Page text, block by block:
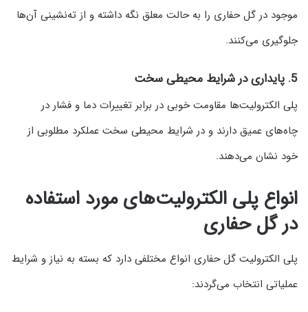
موجود در گل حفاری را به حالت معلق نگه داشته و از ته‌نشینی آن‌ها
جلوگیری می‌کنند.
5. پایداری در شرایط محیطی سخت
پلی الکترولیت‌ها مقاومت خوبی در برابر تغییرات دما و فشار در
چاه‌های عمیق دارند و در شرایط محیطی سخت عملکرد مطلوبی از
خود نشان می‌دهند.
انواع پلی الکترولیت‌های مورد استفاده
در گل حفاری
پلی الکترولیت گل حفاری انواع مختلفی دارد که بسته به نیاز و شرایط
عملیاتی انتخاب می‌گردند: